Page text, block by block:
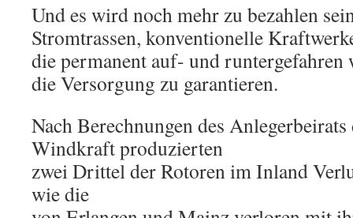
Und es wird noch mehr zu bezahlen
Stromtrassen, konventionelle
die permanent auf- und runtergefahren
die Versorgung zu garantieren.
Nach Berechnungen des
Windkraft produzierten
zwei Drittel der Rotoren im Inland
wie die